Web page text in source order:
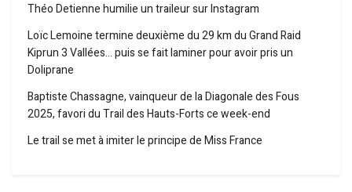
Théo Detienne humilie un traileur sur Instagram
Loïc Lemoine termine deuxième du 29 km du Grand Raid
Kiprun 3 Vallées… puis se fait laminer pour avoir pris un
Doliprane
Baptiste Chassagne, vainqueur de la Diagonale des Fous
2025, favori du Trail des Hauts-Forts ce week-end
Le trail se met à imiter le principe de Miss France